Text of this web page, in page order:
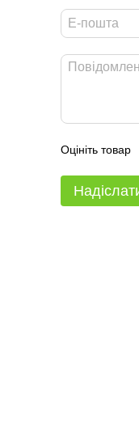
Оцініть товар